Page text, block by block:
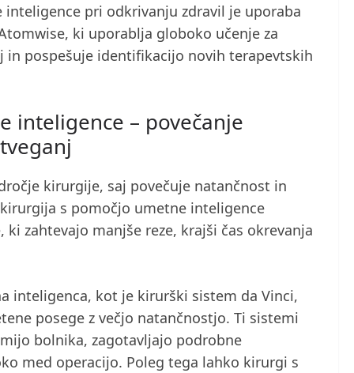
pri odkrivanju zdravil je uporaba
ki uporablja globoko učenje za
pospešuje identifikacijo novih terapevtskih
inteligence – povečanje
kirurgije, saj povečuje natančnost in
s pomočjo umetne inteligence
zahtevajo manjše reze, krajši čas okrevanja
inteligenca, kot je kirurški sistem da Vinci,
posege z večjo natančnostjo. Ti sistemi
bolnika, zagotavljajo podrobne
med operacijo. Poleg tega lahko kirurgi s